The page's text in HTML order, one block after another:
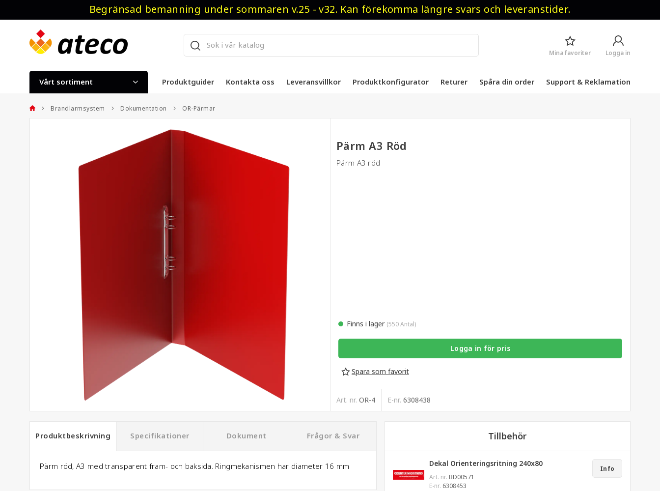
Begränsad bemanning under sommaren v.25 - v32. Kan förekomma längre svars och leveranstider.
Logga in
Mina favoriter
Vårt sortiment Produktguider Kontakta oss Leveransvillkor Produktkonfigurator Returer Spåra din order Support & Reklamation
Brandlarmsystem Dokumentation OR-Pärmar
Pärm A3 Röd
Pärm A3 röd
Finns i lager (550 Antal)
Logga in för pris
Spara som favorit
Art. nr. OR-4 E-nr. 6308438
Produktbeskrivning Specifikationer Dokument Frågor & Svar
Pärm röd, A3 med transparent fram- och baksida. Ringmekanismen har diameter 16 mm
Tillbehör
Dekal Orienteringsritning 240x80
Art. nr. BD00571
E-nr. 6308453
Info